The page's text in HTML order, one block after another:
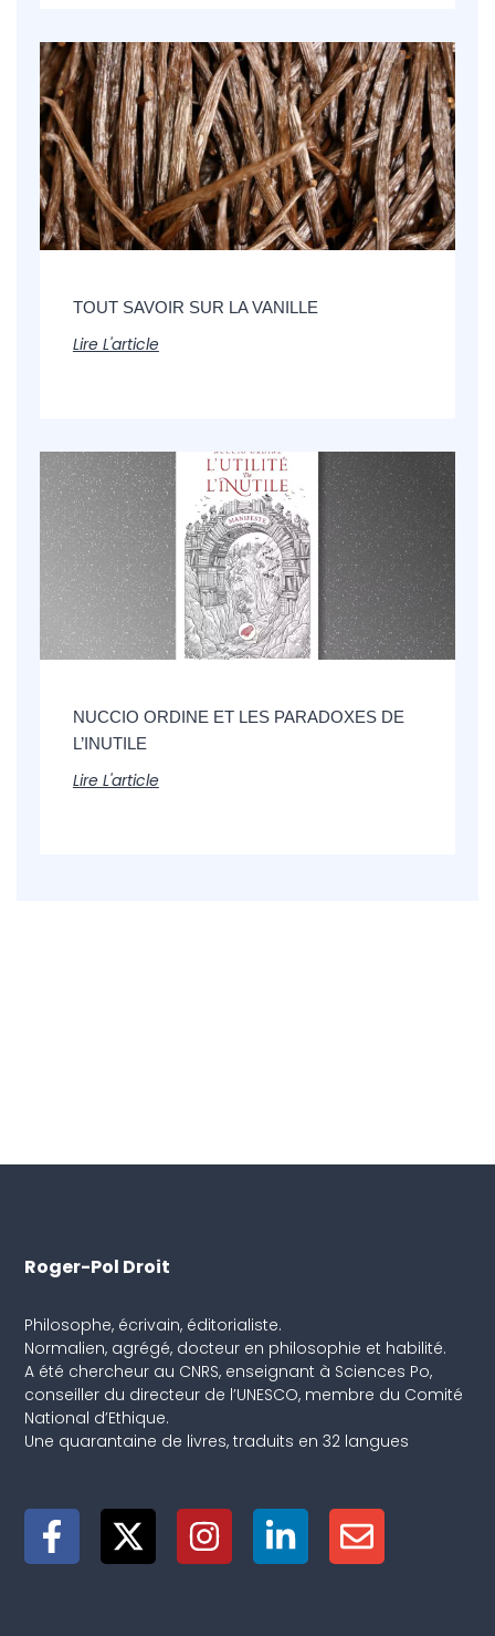
TOUT SAVOIR SUR LA VANILLE
Lire L'article
NUCCIO ORDINE ET LES PARADOXES DE
L’INUTILE
Lire L'article
Roger-Pol Droit
Philosophe, écrivain, éditorialiste.
Normalien, agrégé, docteur en philosophie et habilité.
A été chercheur au CNRS, enseignant à Sciences Po,
conseiller du directeur de l’UNESCO, membre du Comité
National d’Ethique.
Une quarantaine de livres, traduits en 32 langues